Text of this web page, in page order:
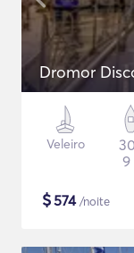
Dromor
Veleiro
9
$574/noite